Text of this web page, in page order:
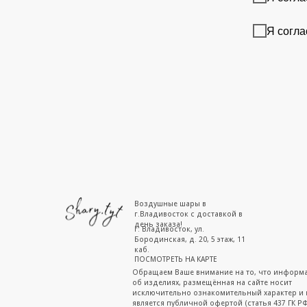
Я
г. Владивосток, ул.
Бородинская, д. 20, 5 этаж, 11
каб.
ПОСМОТРЕТЬ НА КАРТЕ
Воздушные шары в
г.Владивосток с доставкой в
день заказа!
Обращаем Ваше внимание на то, что
об изделиях, размещённая на сайте носит
исключительно ознакомительный характер и
является публичной офертой (статья 437 ГК